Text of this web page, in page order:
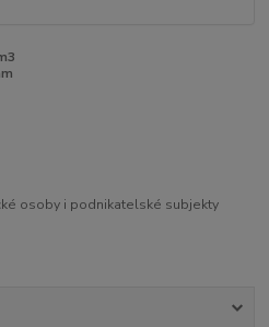
osoby i podnikatelské subjekty